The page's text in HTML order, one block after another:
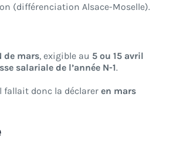
(différenciation Alsace-Moselle).
de mars, exigible au 5 ou 15 avril
salariale de l’année N-1.
fallait donc la déclarer en mars